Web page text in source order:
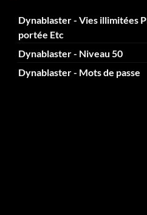
Dynablaster - Vies illimitées
portée Etc
Dynablaster - Niveau 50
Dynablaster - Mots de passe